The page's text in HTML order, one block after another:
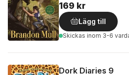
169 kr
Lägg till
Skickas inom 3-6
Dork Diaries 9